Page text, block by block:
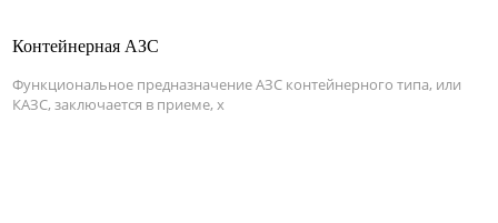
Контейнерная АЗС
Функциональное предназначение АЗС контейнерного типа, или
КАЗС, заключается в приеме, х